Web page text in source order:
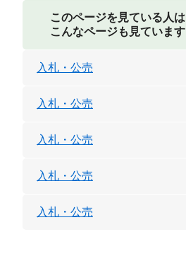
このページを見ている人は
こんなページも見ています
入札・公売
入札・公売
入札・公売
入札・公売
入札・公売